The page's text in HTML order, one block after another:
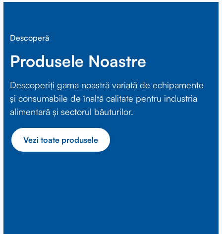
Descoperă
Produsele Noastre
Descoperiți gama noastră variată de echipamente
și consumabile de înaltă calitate pentru industria
alimentară și sectorul băuturilor.
Vezi toate produsele